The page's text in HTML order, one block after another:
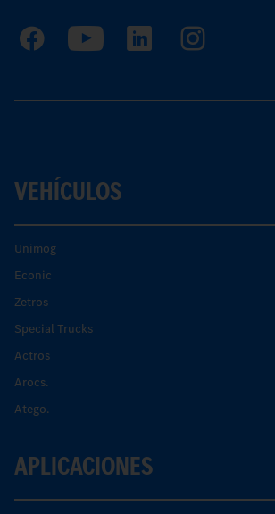
VEHÍCULOS
Unimog
Econic
Zetros
Special Trucks
Actros
Arocs.
Atego.
APLICACIONES